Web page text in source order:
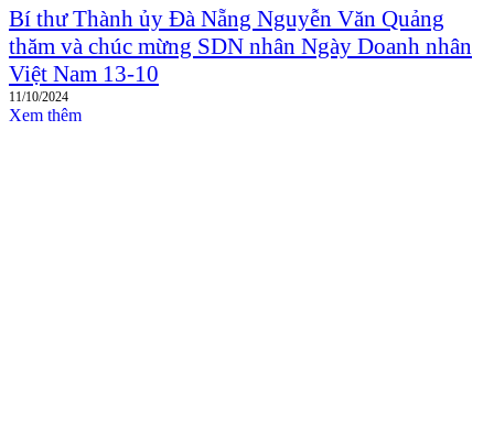
Bí thư Thành ủy Đà Nẵng Nguyễn Văn Quảng
thăm và chúc mừng SDN nhân Ngày Doanh nhân
Việt Nam 13-10
11/10/2024
Xem thêm